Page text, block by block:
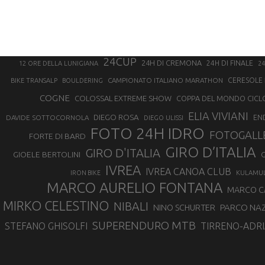
12 ORE DELLA LUNIGIANA 24CUP 24H DI CREMONA 24H DI FINALE
BIKE TRANSALP BOULDERING CAMPIONATO ITALIANO MARATHON CERESOLE
COGNE COLOSSAL EXTREME SHOW COPPA DEL MONDO
DAVIDE SOTTOCORNOLA DIEGO ROSA DIEGO ULISSI ELIA VIVIANI
FORTE DI BARD FOTO 24H IDRO
GIOELE BERTOLINI GIRO D'ITALIA GIRO D’ITALIA
IRON BIKE IVREA IVREA CANOA CLUB
MARCO AURELIO FONTANA MARCO
MIRKO CELESTINO NIBALI NINO SCHURTER PARCO
STEFANO GHISOLFI SUPERENDURO MTB TIRRENO-